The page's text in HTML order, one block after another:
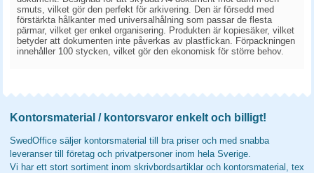
smuts, vilket gör den perfekt för arkivering. Den är försedd med
förstärkta hålkanter med universalhålning som passar de flesta
pärmar, vilket ger enkel organisering. Produkten är kopiesäker, vilket
betyder att dokumenten inte påverkas av plastfickan. Förpackningen
innehåller 100 stycken, vilket gör den ekonomisk för större behov.
Kontorsmaterial / kontorsvaror enkelt och billigt!
SwedOffice säljer kontorsmaterial till bra priser och med snabba
leveranser till företag och privatpersoner inom hela Sverige.
Vi har ett stort sortiment inom skrivbordsartiklar och kontorsmaterial, tex